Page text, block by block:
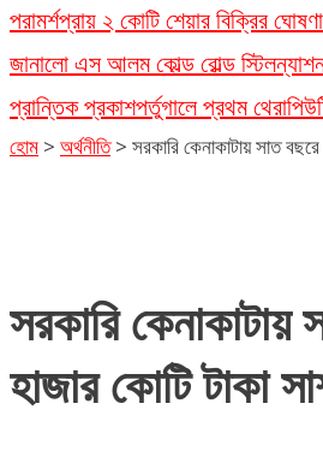
পরামর্শপ্রায় ২ কোটি শেয়ার বিক্রির ঘোষণা
জানালো এস আলম কোল্ড রোল্ড স্টিল
প্রান্তিক প্রকাশপর্তুগালে প্রথম
হোম > অর্থনীতি > সরকারি কেনাকাটায় সাত
সরকারি কেনাকাটায়
হাজার কোটি টাকা